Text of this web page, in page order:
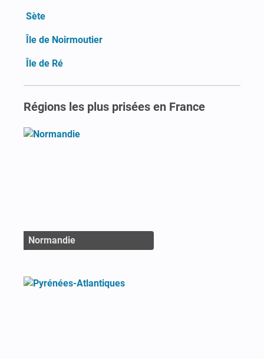
Sète
Île de Noirmoutier
Île de Ré
Régions les plus prisées en France
Normandie